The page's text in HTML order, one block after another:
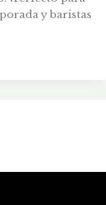
y baristas